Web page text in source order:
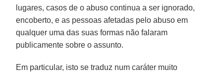
lugares, casos de o abuso continua a ser ignorado,
encoberto, e as pessoas afetadas pelo abuso em
qualquer uma das suas formas não falaram
publicamente sobre o assunto.
Em particular, isto se traduz num caráter muito